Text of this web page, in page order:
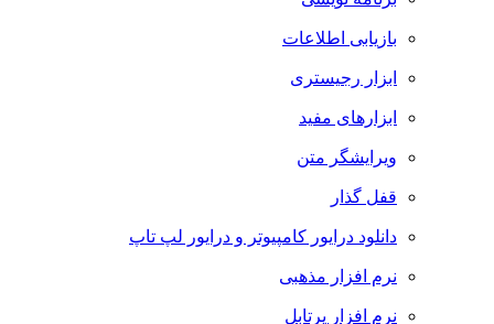
بازیابی اطلاعات
ابزار رجیستری
ابزارهای مفید
ویرایشگر متن
قفل گذار
دانلود درایور کامپیوتر و درایور لپ تاپ
نرم افزار مذهبی
نرم افزار پرتابل